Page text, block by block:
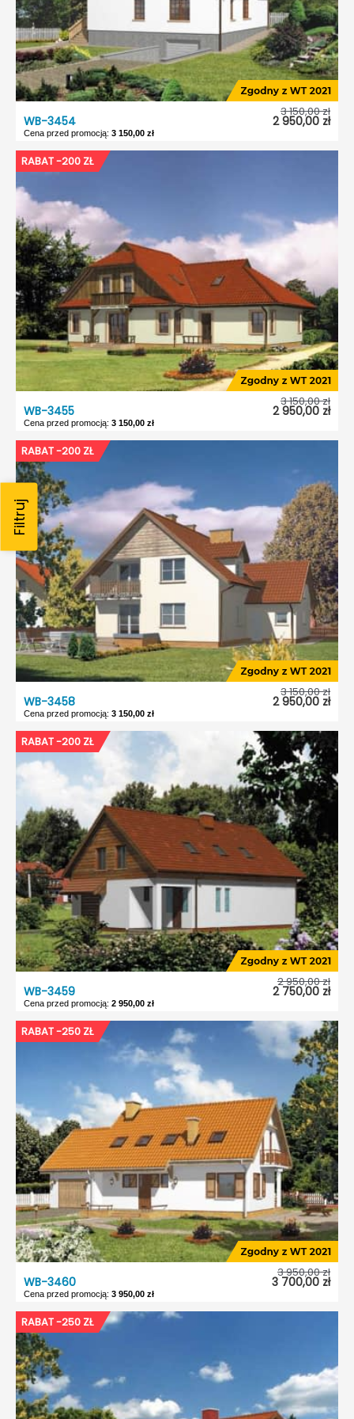
Odbicie lustrzane:
Tak
WB-3454 2 950,00 zł
3 150,00 zł
Cena przed promocją: 3 150,00 zł
WB-3454
Typ projektu:
Garaż:
Bez garażu
Dach:
Dwuspadowy
Kąt nach. dachu:
42°
Odbicie lustrzane:
Tak
WB-3455 2 950,00 zł
3 150,00 zł
RABAT -200 ZŁ
Cena przed promocją: 3 150,00 zł
WB-3455
Dostępność:
Typ projektu:
Wolnostojący
Garaż:
Bez garażu
Dach:
Czterospadowy
Kąt nach. dachu:
40°
Odbicie lustrzane:
Tak
WB-3458 2 950,00 zł
3 150,00 zł
RABAT -200 ZŁ
Cena przed promocją: 3 150,00 zł
WB-3458
Dostępność:
5 dni roboczych
Typ projektu:
Wolnostojący
Garaż:
Bez garażu
Dach:
Dwuspadowy
Kąt nach. dachu:
40°
Odbicie lustrzane:
Tak
WB-3459 2 750,00 zł
2 950,00 zł
RABAT -200 ZŁ
Cena przed promocją: 2 950,00 zł
WB-3459
5 dni roboczych
Typ projektu:
Wolnostojący
Garaż:
Bez garażu
Dach:
Dwuspadowy
Kąt nach. dachu:
40°
Odbicie lustrzane:
Tak
WB-3460 3 700,00 zł
3 950,00 zł
RABAT -250 ZŁ
Cena przed promocją: 3 950,00 zł
WB-3460
Dostępność:
Typ projektu:
Wolnostojący
Garaż:
Bez garażu
RABAT -250 ZŁ